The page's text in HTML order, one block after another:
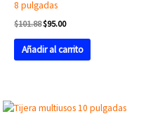
8 pulgadas
$101.88$95.00
Añadir al carrito